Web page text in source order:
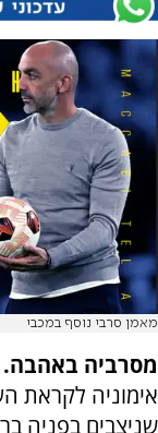
מאמן סרבי נוסף במכבי
מסרביה באהבה.
אימוניה לקראת
שניצבים בפניה